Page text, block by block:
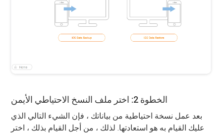
الخطوة 2: اختر ملف النسخ الاحتياطي الأيمن
بعد عمل نسخة احتياطية من بياناتك ، فإن الشيء التالي الذي
عليك القيام به هو استعادتها. لذلك ، من أجل القيام بذلك ، اختر